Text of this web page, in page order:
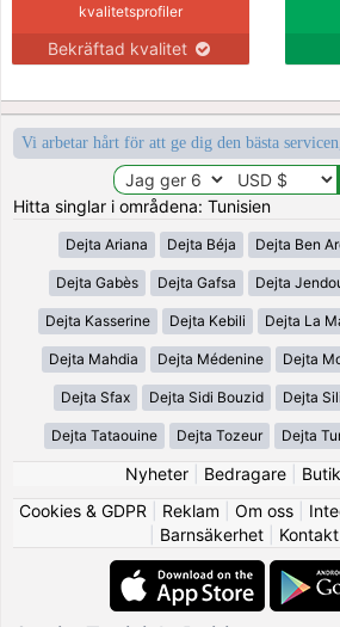
kvalitetsprofiler
Bekräftad kvalitet
Vi arbetar hårt för att ge dig den bästa
Hitta singlar i områdena: Tunisien
Dejta Ariana Dejta Béja Dejta Ben
Dejta Gabès Dejta Gafsa Dejta
Dejta Kasserine Dejta Kebili Dejta La
Dejta Mahdia Dejta Médenine Dejta
Dejta Sfax Dejta Sidi Bouzid Dejta
Dejta Tataouine Dejta Tozeur Dejta
Nyheter| Bedragare| Butik
Cookies & GDPR
Reklam Om oss|
Barnsäkerhet| Kontakt